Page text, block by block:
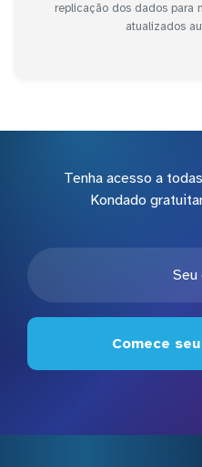
replicação dos dados para
atualizados
Tenha acesso a
Kondado
Comece